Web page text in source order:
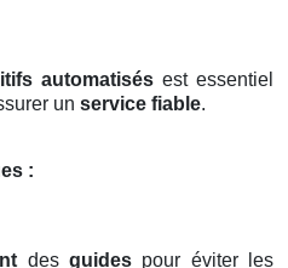
automatisésest essentiel
un service fiable.
:
desguides pour éviter les